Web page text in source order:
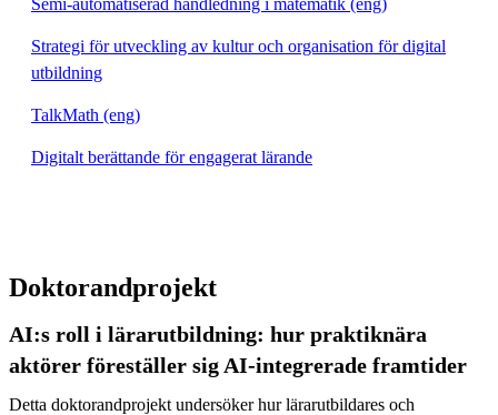
Strategi för utveckling av kultur och organisation för digital
utbildning
TalkMath (eng)
Digitalt berättande för engagerat lärande
Doktorandprojekt
AI:s roll i lärarutbildning: hur praktiknära
aktörer föreställer sig AI-integrerade framtider
Detta doktorandprojekt undersöker hur lärarutbildares och